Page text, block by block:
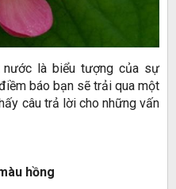
là biểu tượng của sự
báo bạn sẽ trải qua một
câu trả lời cho những vấn
hồng